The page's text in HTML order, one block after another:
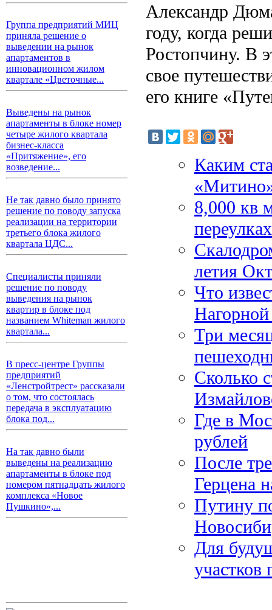
Группа предприятий МИЦ
приняла решение о
выведении на рынок
апартаментов в
инновационном жилом
квартале «Цветочные...
Выведены на рынок
апартаменты в блоке номер
четыре жилого квартала
бизнес-класса
«Притяжение», его
возведение...
Не так давно было принято
решение по поводу запуска
реализации на территории
третьего блока жилого
квартала ЦДС...
Специалисты приняли
решение по поводу
выведения на рынок
квартир в блоке под
названием Whiteman жилого
квартала...
В пресс-центре Группы
предприятий
«Ленстройтрест» рассказали
о том, что состоялась
передача в эксплуатацию
блока под...
На так давно были
выведены на реализацию
апартаменты в блоке под
номером пятнадцать жилого
комплекса «Новое
Пушкино»,...
Александр
году, когда
Ростопчину. В
свое
его книге
Каким
8,000 кв
летия
Что
Три
Сколько
Где в
рублей
После
Герцена
Путину
Для
участков